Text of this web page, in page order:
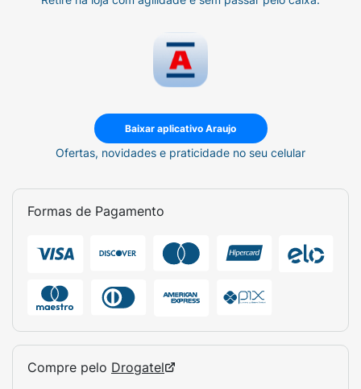
Baixar aplicativo Araujo
Ofertas, novidades e praticidade no seu celular
Formas de Pagamento
Compre pelo Drogatel